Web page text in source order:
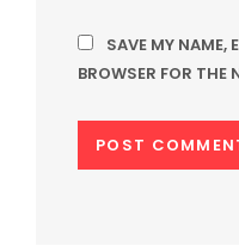
SAVE MY NAME,
BROWSER FOR THE